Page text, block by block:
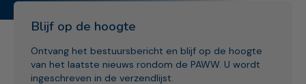
Blijf op de hoogte
Ontvang het bestuursbericht en blijf op de hoogte
van het laatste nieuws rondom de PAWW. U wordt
ingeschreven in de verzendlijst.